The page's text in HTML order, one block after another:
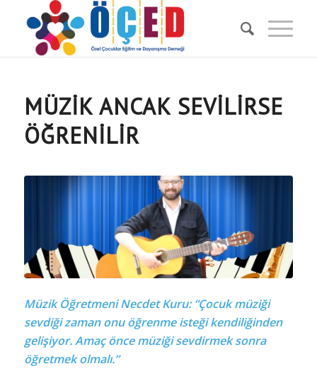
MÜZİK ANCAK SEVİLİRSE
ÖĞRENİLİR
Müzik Öğretmeni Necdet Kuru: “Çocuk müziği
sevdiği zaman onu öğrenme isteği kendiliğinden
gelişiyor. Amaç önce müziği sevdirmek sonra
öğretmek olmalı.”